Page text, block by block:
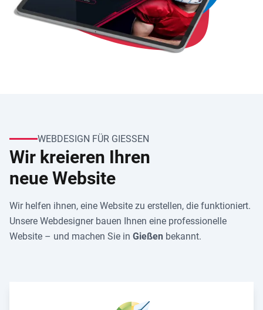
WEBDESIGN FÜR GIESSEN
Wir kreieren Ihren
neue Website
Wir helfen ihnen, eine Website zu erstellen, die funktioniert.
Unsere Webdesigner bauen Ihnen eine professionelle
Website – und machen Sie in Gießen bekannt.